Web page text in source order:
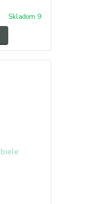
Skladom 9